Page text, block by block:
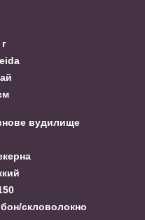
вудилище
скловолокно